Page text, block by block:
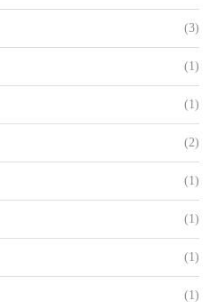
(3)
(1)
(1)
(2)
(1)
(1)
(1)
(1)